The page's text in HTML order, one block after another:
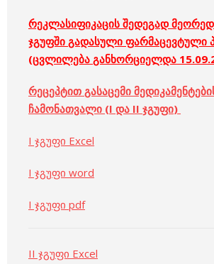
რეკლასიფიკაცის შედეგად
ჯგუფში გადასული ფარმაცევტული
(ცვლილება განხორციელდა
რეცეპტით გასაცემი
ჩამონათვალი (I და II ჯგუფი)
I ჯგუფი Excel
I ჯგუფი word
I ჯგუფი pdf
II ჯგუფი Excel